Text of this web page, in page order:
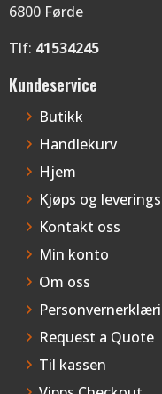
6800 Førde
Tlf: 41534245
Kundeservice
Butikk
Handlekurv
Hjem
Kjøps og
Kontakt oss
Min konto
Om oss
Request a Quote
Til kassen